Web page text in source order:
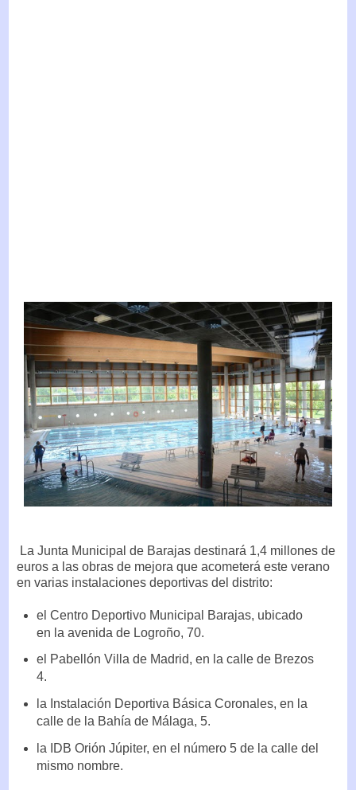
La Junta Municipal de Barajas destinará 1,4 millones de
euros a las obras de mejora que acometerá este verano
en varias instalaciones deportivas del distrito:
el Centro Deportivo Municipal Barajas, ubicado
en la avenida de Logroño, 70.
el Pabellón Villa de Madrid, en la calle de Brezos
4.
la Instalación Deportiva Básica Coronales, en la
calle de la Bahía de Málaga, 5.
la IDB Orión Júpiter, en el número 5 de la calle del
mismo nombre.